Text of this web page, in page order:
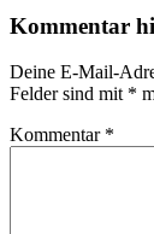
Kommentar
Deine E-Mail-
Felder sind mit *
Kommentar *